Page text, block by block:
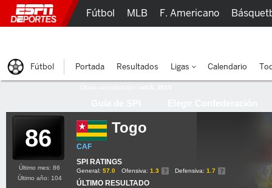
86 Togo
CAF
SPI RATINGS
General: 57.0 Ofensiva: 1.3 Defensiva: 1.7
ÚLTIMO RESULTADO
Último mes: 86
Último año: 104
Fútbol MLB F. Americano
Fútbol Portada Resultados Ligas Calendario